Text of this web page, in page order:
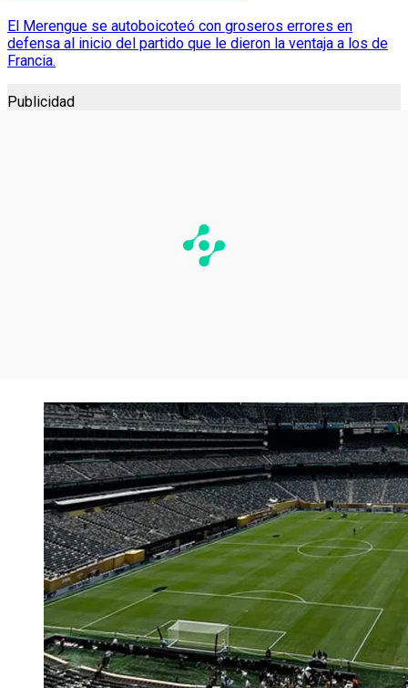
El Merengue se autoboicoteó con groseros errores en
defensa al inicio del partido que le dieron la ventaja a los de
Francia.
Publicidad